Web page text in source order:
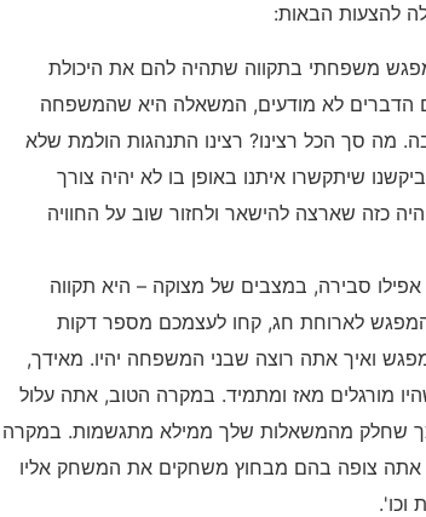
להצעות הבאות:
מפגש משפחתי בתקווה שתהיה להם את היכולת
הדברים לא מודעים, המשאלה היא שהמשפחה
מה סך הכל רצינו? רצינו התנהגות הולמת שלא
שיתקשרו איתנו באופן בו לא יהיה צורך
כזה שארצה להישאר ולחזור שוב על החוויה
סבירה, במצבים של מצוקה – היא תקווה
לארוחת חג, קחו לעצמכם מספר דקות
ואיך אתה רוצה שבני המשפחה יהיו. מאידך,
מורגלים מאז ומתמיד. במקרה הטוב, אתה עלול
כך שחלק מהמשאלות שלך ממילא מתגשמות. במקרה
אתה צופה בהם מבחוץ משחקים את המשחק אליו
וכו'.